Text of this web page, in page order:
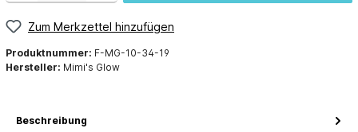
Zum Merkzettel hinzufügen
Produktnummer: F-MG-10-34-19
Hersteller: Mimi's Glow
Beschreibung